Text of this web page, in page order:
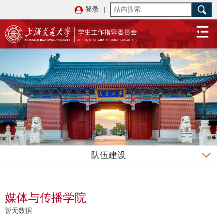
登录
队伍建设
媒体与传播学院
暂无数据